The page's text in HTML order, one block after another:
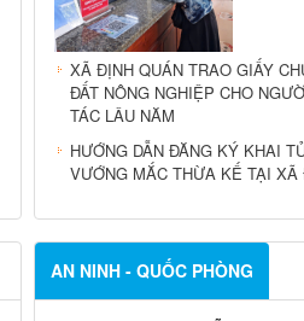
XÃ ĐỊNH QUÁN TRAO GIẤY
ĐẤT NÔNG NGHIỆP CHO
TÁC LÂU NĂM
HƯỚNG DẪN ĐĂNG KÝ KHAI
VƯỚNG MẮC THỪA KẾ TẠI
AN NINH - QUỐC PHÒNG